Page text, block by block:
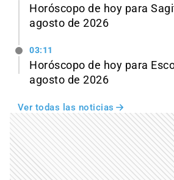
Horóscopo de hoy para
agosto de 2026
03:11
Horóscopo de hoy para
agosto de 2026
Ver todas las noticias